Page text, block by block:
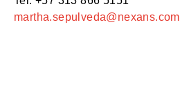
martha.sepulveda@nexans.com